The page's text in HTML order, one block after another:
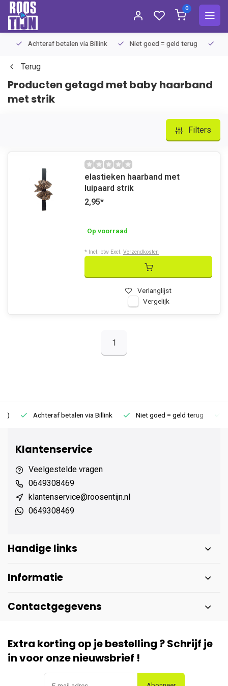
0
Achteraf betalen via Billink Niet goed = geld terug
Terug
Producten getagd met baby haarband
met strik
Filters
elastieken haarband met
luipaard strik
2,95*
Op voorraad
Verlanglijst
Vergelijk
* Incl. btw Excl. Verzendkosten
1
Achteraf betalen via Billink Niet goed = geld terug
Klantenservice
Veelgestelde vragen
0649308469
klantenservice@roosentijn.nl
0649308469
Handige links
Informatie
Contactgegevens
Extra korting op je bestelling ? Schrijf je
in voor onze nieuwsbrief !